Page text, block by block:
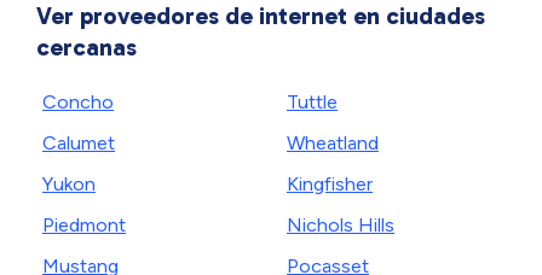
Ver proveedores de internet en ciudades
cercanas
Concho
Calumet
Yukon
Piedmont
Mustang
Tuttle
Wheatland
Kingfisher
Nichols Hills
Pocasset